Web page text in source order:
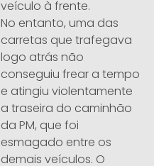
veículo à frente.
No entanto, uma das
carretas que trafegava
logo atrás não
conseguiu frear a tempo
e atingiu violentamente
a traseira do caminhão
da PM, que foi
esmagado entre os
demais veículos. O